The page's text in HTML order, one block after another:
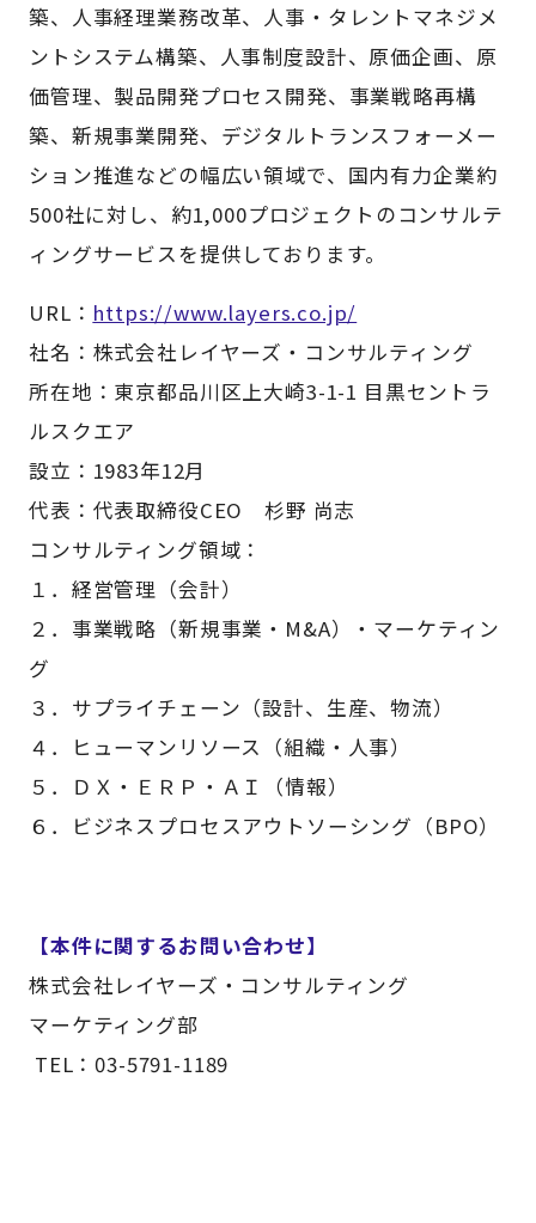
築、人事経理業務改革、人事・タレントマネジメ
ントシステム構築、人事制度設計、原価企画、原
価管理、製品開発プロセス開発、事業戦略再構
築、新規事業開発、デジタルトランスフォーメー
ション推進などの幅広い領域で、国内有力企業約
500社に対し、約1,000プロジェクトのコンサルテ
ィングサービスを提供しております。
URL： https://www.layers.co.jp/
社名：株式会社レイヤーズ・コンサルティング
所在地：東京都品川区上大崎3-1-1 目黒セントラ
ルスクエア
設立：1983年12月
代表：代表取締役CEO 杉野 尚志
コンサルティング領域：
１．経営管理（会計）
２．事業戦略（新規事業・M&A）・マーケティン
グ
３．サプライチェーン（設計、生産、物流）
４．ヒューマンリソース（組織・人事）
５．ＤＸ・ＥＲＰ・ＡＩ（情報）
６．ビジネスプロセスアウトソーシング（BPO）
【本件に関するお問い合わせ】
株式会社レイヤーズ・コンサルティング
マーケティング部
TEL：03-5791-1189